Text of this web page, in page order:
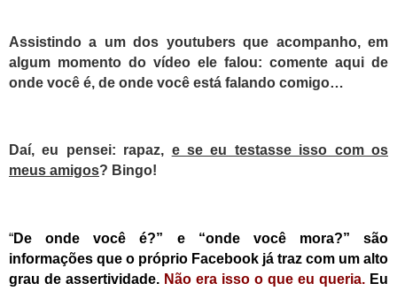
Assistindo a um dos youtubers que acompanho, em
algum momento do vídeo ele falou: comente aqui de
onde você é, de onde você está falando comigo…
Daí, eu pensei: rapaz, e se eu testasse isso com os
meus amigos? Bingo!
“De onde você é?” e “onde você mora?” são
informações que o próprio Facebook já traz com um alto
grau de assertividade. Não era isso o que eu queria. Eu